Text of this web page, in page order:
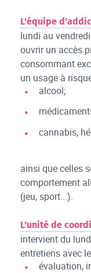
L'équipe
lundi au
ouvrir un accès
consommant
un usage à
alcool;
cannabis,
ainsi que celles
comportement
(jeu, sport...).
L'unité de
intervient du
entretiens avec
évaluation,